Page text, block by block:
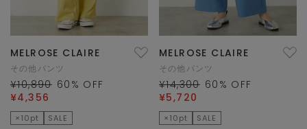
MELROSE CLAIRE
その他パンツ
¥10,890 60 % OFF
¥4,356
×10pt SALE
MELROSE CLAIRE
その他パンツ
¥14,300 60 % OFF
¥5,720
×10pt SALE